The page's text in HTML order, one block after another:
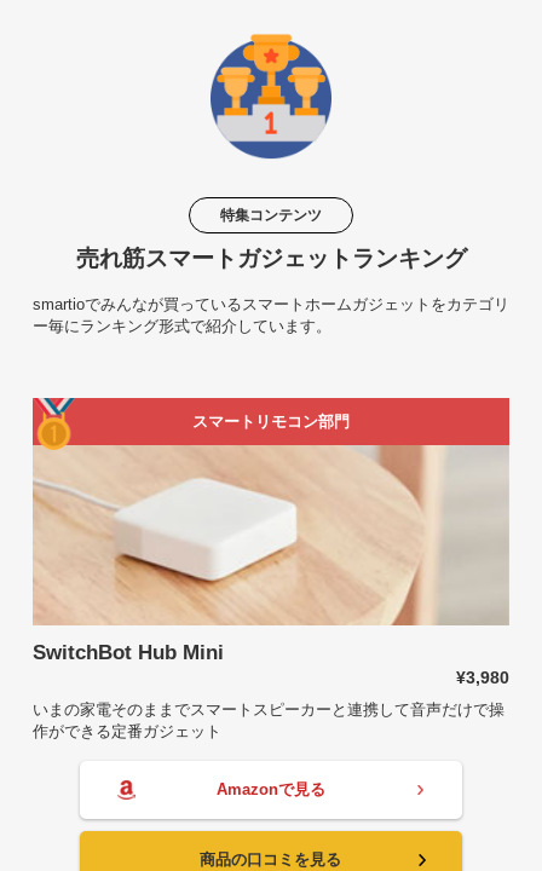
特集コンテンツ
売れ筋スマートガジェットランキング
smartioでみんなが買っているスマートホームガジェットをカテゴリ
ー毎にランキング形式で紹介しています。
スマートリモコン部門
SwitchBot Hub Mini
¥3,980
いまの家電そのままでスマートスピーカーと連携して音声だけで操
作ができる定番ガジェット
Amazonで見る
商品の口コミを見る